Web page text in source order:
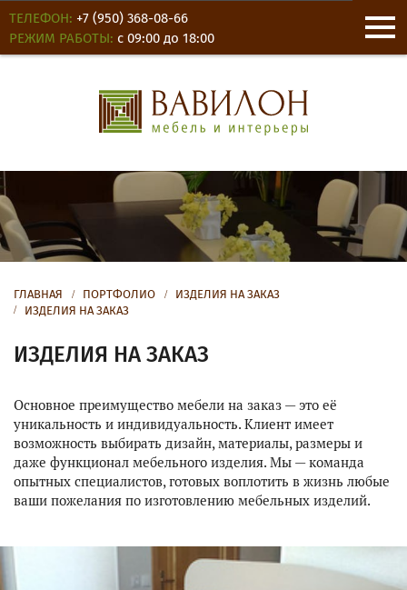
НОВОСТИ
ДЛЯ КАФЕ И РЕСТОРАНОВ
ТЕЛЕФОН: +7 (950) 368-08-66
РЕЖИМ РАБОТЫ: с 09:00 до 18:00
ГЛАВНАЯ ПОРТФОЛИО
ИЗДЕЛИЯ НА ЗАКАЗ
ИЗДЕЛИЯ НА ЗАКАЗ
ИЗДЕЛИЯ НА ЗАКАЗ
Основное преимущество мебели на заказ — это её
уникальность и индивидуальность. Клиент имеет
возможность выбирать дизайн, материалы, размеры и
даже функционал мебельного изделия. Мы — команда
опытных специалистов, готовых воплотить в жизнь любые
ваши пожелания по изготовлению мебельных изделий.